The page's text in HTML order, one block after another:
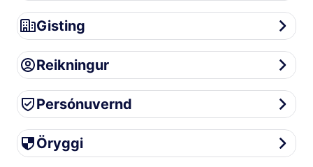
Gisting
Gisting
Reikningur
Reikningur
Persónuvernd
Persónuvernd
Öryggi
Öryggi